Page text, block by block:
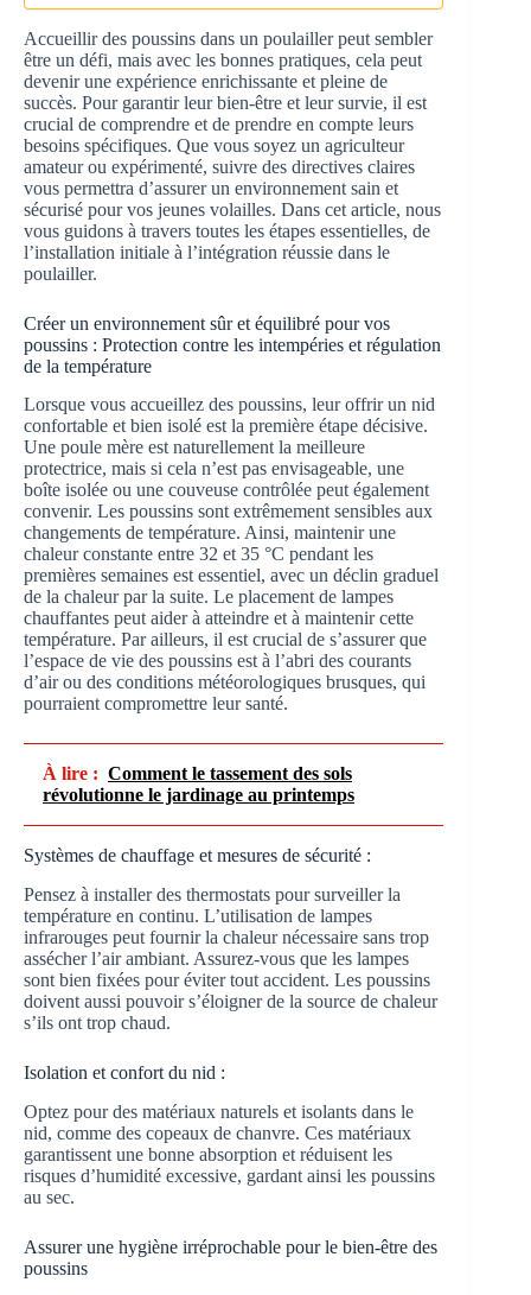
Accueillir des poussins dans un poulailler peut sembler
être un défi, mais avec les bonnes pratiques, cela peut
devenir une expérience enrichissante et pleine de
succès. Pour garantir leur bien-être et leur survie, il est
crucial de comprendre et de prendre en compte leurs
besoins spécifiques. Que vous soyez un agriculteur
amateur ou expérimenté, suivre des directives claires
vous permettra d’assurer un environnement sain et
sécurisé pour vos jeunes volailles. Dans cet article, nous
vous guidons à travers toutes les étapes essentielles, de
l’installation initiale à l’intégration réussie dans le
poulailler.
Créer un environnement sûr et équilibré pour vos
poussins : Protection contre les intempéries et régulation
de la température
Lorsque vous accueillez des poussins, leur offrir un nid
confortable et bien isolé est la première étape décisive.
Une poule mère est naturellement la meilleure
protectrice, mais si cela n’est pas envisageable, une
boîte isolée ou une couveuse contrôlée peut également
convenir. Les poussins sont extrêmement sensibles aux
changements de température. Ainsi, maintenir une
chaleur constante entre 32 et 35 °C pendant les
premières semaines est essentiel, avec un déclin graduel
de la chaleur par la suite. Le placement de lampes
chauffantes peut aider à atteindre et à maintenir cette
température. Par ailleurs, il est crucial de s’assurer que
l’espace de vie des poussins est à l’abri des courants
d’air ou des conditions météorologiques brusques, qui
pourraient compromettre leur santé.
À lire : Comment le tassement des sols
révolutionne le jardinage au printemps
Systèmes de chauffage et mesures de sécurité :
Pensez à installer des thermostats pour surveiller la
température en continu. L’utilisation de lampes
infrarouges peut fournir la chaleur nécessaire sans trop
assécher l’air ambiant. Assurez-vous que les lampes
sont bien fixées pour éviter tout accident. Les poussins
doivent aussi pouvoir s’éloigner de la source de chaleur
s’ils ont trop chaud.
Isolation et confort du nid :
Optez pour des matériaux naturels et isolants dans le
nid, comme des copeaux de chanvre. Ces matériaux
garantissent une bonne absorption et réduisent les
risques d’humidité excessive, gardant ainsi les poussins
au sec.
Assurer une hygiène irréprochable pour le bien-être des
poussins